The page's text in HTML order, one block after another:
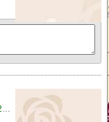
http://hmhmhm.hatenablog.com/entry/2016/08/25/120331